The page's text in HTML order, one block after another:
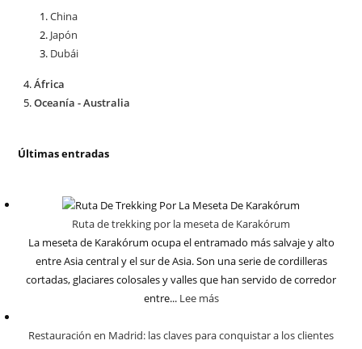
China
Japón
Dubái
África
Oceanía - Australia
Últimas entradas
Ruta de trekking por la meseta de Karakórum
La meseta de Karakórum ocupa el entramado más salvaje y alto
entre Asia central y el sur de Asia. Son una serie de cordilleras
cortadas, glaciares colosales y valles que han servido de corredor
entre... Lee más
Restauración en Madrid: las claves para conquistar a los clientes